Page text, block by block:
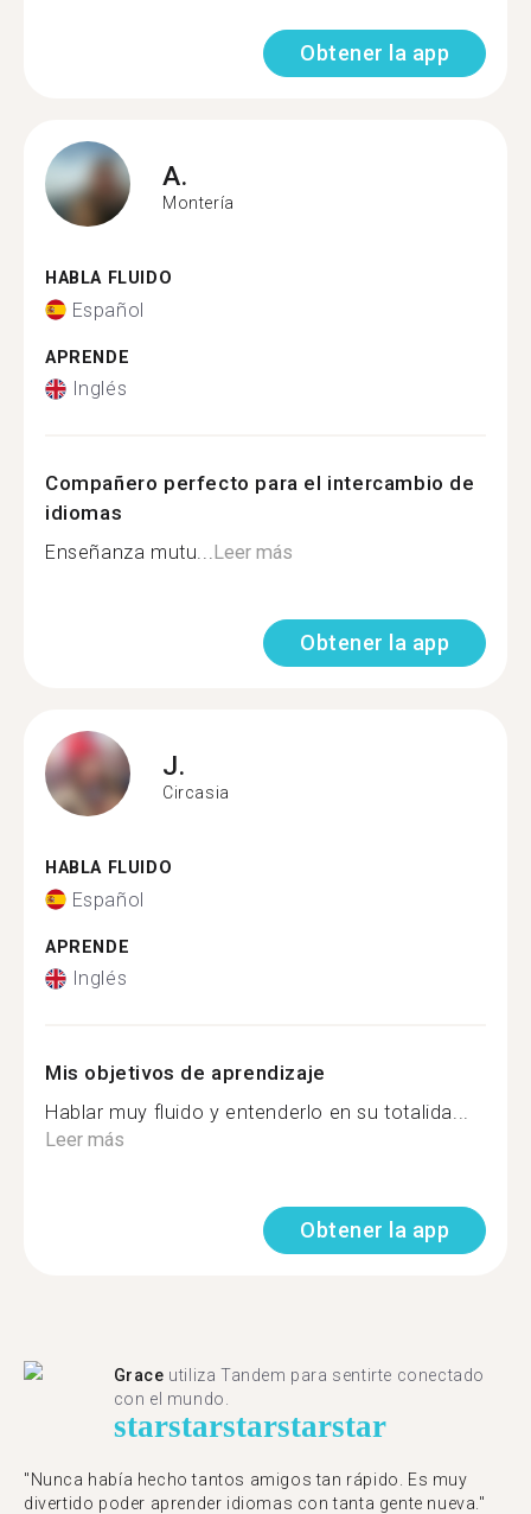
Obtener la app
A.
Montería
HABLA FLUIDO
Español
APRENDE
Inglés
Compañero perfecto para el intercambio de
idiomas
Enseñanza mutu...Leer más
Obtener la app
J.
Circasia
HABLA FLUIDO
Español
APRENDE
Inglés
Mis objetivos de aprendizaje
Hablar muy fluido y entenderlo en su totalida...
Leer más
Obtener la app
Grace utiliza Tandem para sentirte conectado
con el mundo.
starstarstarstarstar
"Nunca había hecho tantos amigos tan rápido. Es muy
divertido poder aprender idiomas con tanta gente nueva."